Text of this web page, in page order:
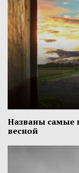
Названы самые
весной